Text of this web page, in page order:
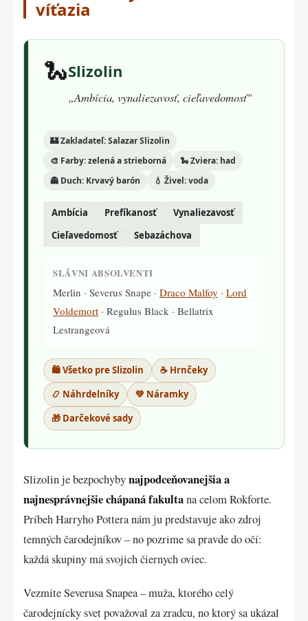
víťazia
🐍Slizolin
„Ambícia, vynaliezavosť, cieľavedomosť"
🏰 Zakladateľ: Salazar Slizolin
🎨 Farby: zelená a strieborná
🐍 Zviera: had
👻 Duch: Krvavý barón
💧 Živel: voda
Ambícia Prefíkanosť
Vynaliezavosť
Cieľavedomosť
Sebazáchova
SLÁVNI ABSOLVENTI
Merlin · Severus Snape · Draco Malfoy · Lord
Voldemort · Regulus Black · Bellatrix
Lestrangeová
🛍️ Všetko pre Slizolin
☕ Hrnčeky
📿 Náhrdelníky
💚 Náramky
🎁 Darčekové sady
Slizolin je bezpochybynajpodceňovanejšia a
najnesprávnejšie chápaná fakultana celom Rokforte.
Príbeh Harryho Pottera nám ju predstavuje ako zdroj
temných čarodejníkov – no pozrime sa pravde do očí:
každá skupiny má svojich čiernych oviec.
Vezmite Severusa Snapea – muža, ktorého celý
čarodejnícky svet považoval za zradcu, no ktorý sa ukázal